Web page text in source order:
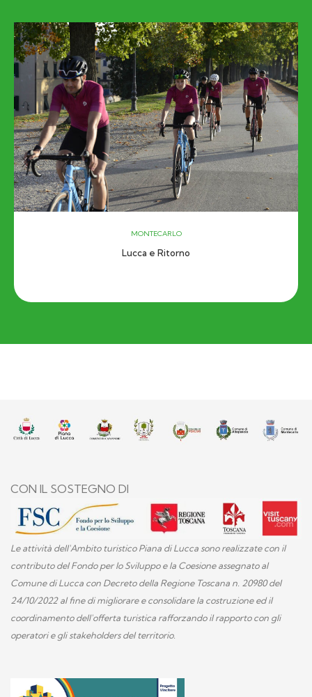
MONTECARLO
Lucca e Ritorno
CON IL SOSTEGNO DI
Le attività dell'Ambito turistico Piana di Lucca sono realizzate con il
contributo del Fondo per lo Sviluppo e la Coesione assegnato al
Comune di Lucca con Decreto della Regione Toscana n. 20980 del
24/10/2022 al fine di migliorare e consolidare la costruzione ed il
coordinamento dell'offerta turistica rafforzando il rapporto con gli
operatori e gli stakeholders del territorio.